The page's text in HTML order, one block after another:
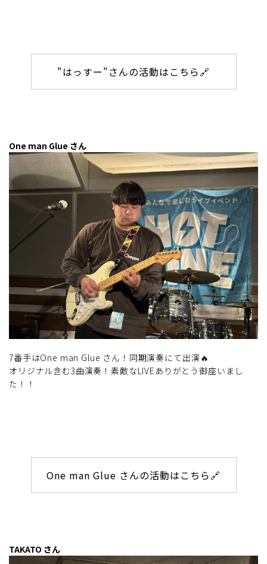
"はっすー"さんの活動はこちら🔗
One man Glue さん
7番手はOne man Glue さん！同期演奏にて出演🔥
オリジナル含む3曲演奏！素敵なLIVEありがとう御座いまし
た！！
One man Glue さんの活動はこちら🔗
TAKATO さん